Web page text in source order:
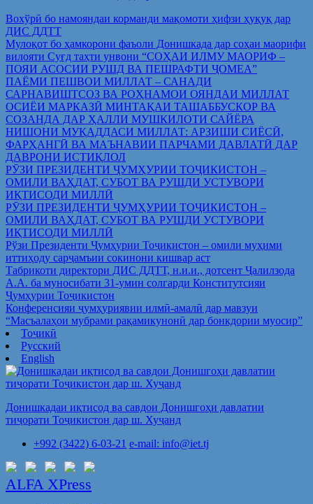
Вохўрӣ бо намояндаи корманди мақомоти ҳифзи ҳуқуқ дар
ДИС ДДТТ
Мулоқот бо ҳамкорони фаъоли Донишкада дар соҳаи маорифи
вилояти Суғд таҳти унвони “СОҲАИ ИЛМУ МАОРИФ –
ПОЯИ АСОСИИ РУШД ВА ПЕШРАФТИ ҶОМЕА”
ПАЁМИ ПЕШВОИ МИЛЛАТ – САНАДИ
САРНАВИШТСОЗ ВА РОҲНАМОИ ОЯНДАИ МИЛЛАТ
ОСИЁИ МАРКАЗӢ МИНТАҚАИ ТАШАББУСКОР ВА
СОЗАНДА ДАР ҲАЛЛИ МУШКИЛОТИ САЙЁРА
НИШОНИ МУҚАДДАСИ МИЛЛАТ: АРЗИШИ СИЁСӢ,
ФАРҲАНГӢ ВА МАЪНАВИИ ПАРЧАМИ ДАВЛАТӢ ДАР
ДАВРОНИ ИСТИҚЛОЛ
РӮЗИ ПРЕЗИДЕНТИ ҶУМҲУРИИ ТОҶИКИСТОН –
ОМИЛИ ВАҲДАТ, СУБОТ ВА РУШДИ УСТУВОРИ
ИҚТИСОДИ МИЛЛӢ
РӮЗИ ПРЕЗИДЕНТИ ҶУМҲУРИИ ТОҶИКИСТОН –
ОМИЛИ ВАҲДАТ, СУБОТ ВА РУШДИ УСТУВОРИ
ИҚТИСОДИ МИЛЛӢ
Рўзи Президенти Ҷумҳурии Тоҷикистон – омили муҳими
иттиҳоду сарҷамъии сокинони кишвар аст
Табрикоти директори ДИС ДДТТ, н.и.и., дотсент Ҷалилзода
А.А. ба муносибати 31-умин солгарди Конститутсияи
Ҷумҳурии Тоҷикистон
Конференсияи ҷумҳуриявии илмӣ-амалӣ дар мавзуи
“Масъалаҳои мубрами рақамикунонӣ дар бонкдории муосир”
Тоҷикӣ
Русский
English
Донишкадаи иқтисод ва савдои Донишгоҳи давлатии
тиҷорати Тоҷикистон дар ш. Хуҷанд
+992 (3422) 6-03-21 e-mail: info@iet.tj
ALFA XPress